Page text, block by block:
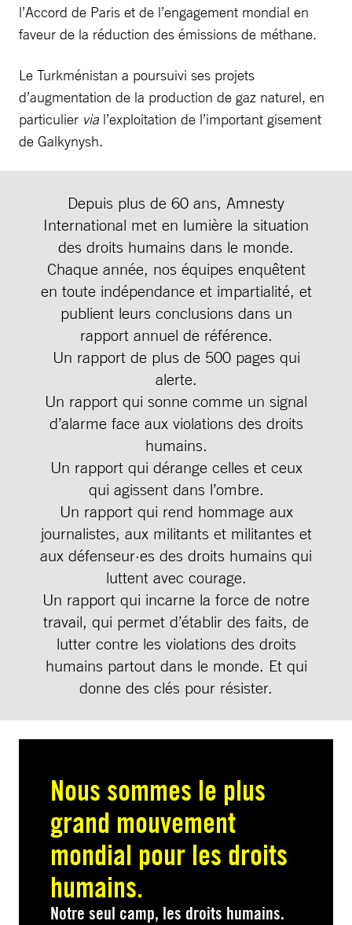
l’Accord de Paris et de l’engagement mondial en
faveur de la réduction des émissions de méthane.
Le Turkménistan a poursuivi ses projets
d’augmentation de la production de gaz naturel, en
particulier via l’exploitation de l’important gisement
de Galkynysh.
Depuis plus de 60 ans, Amnesty
International met en lumière la situation
des droits humains dans le monde.
Chaque année, nos équipes enquêtent
en toute indépendance et impartialité, et
publient leurs conclusions dans un
rapport annuel de référence.
Un rapport de plus de 500 pages qui
alerte.
Un rapport qui sonne comme un signal
d’alarme face aux violations des droits
humains.
Un rapport qui dérange celles et ceux
qui agissent dans l’ombre.
Un rapport qui rend hommage aux
journalistes, aux militants et militantes et
aux défenseur·es des droits humains qui
luttent avec courage.
Un rapport qui incarne la force de notre
travail, qui permet d’établir des faits, de
lutter contre les violations des droits
humains partout dans le monde. Et qui
donne des clés pour résister.
Nous sommes le plus
grand mouvement
mondial pour les droits
humains.
Notre seul camp, les droits humains.